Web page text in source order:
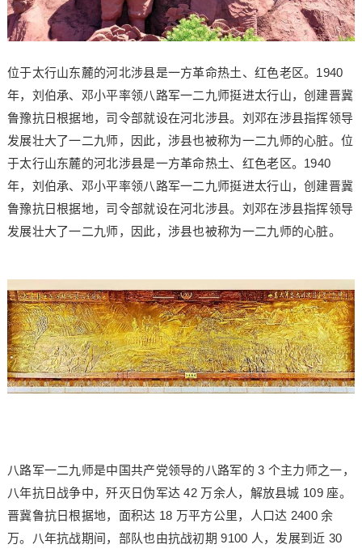
位于太行山东麓的河北涉县是一方革命热土、红色老区。1940
年，刘伯承、邓小平率领八路军一二九师挺进太行山，创建晋冀
鲁豫抗日根据地，司令部就设在河北涉县。刘邓在涉县指挥领导
发展壮大了一二九师，因此，涉县也被称为一二九师的心脏。位
于太行山东麓的河北涉县是一方革命热土、红色老区。1940
年，刘伯承、邓小平率领八路军一二九师挺进太行山，创建晋冀
鲁豫抗日根据地，司令部就设在河北涉县。刘邓在涉县指挥领导
发展壮大了一二九师，因此，涉县也被称为一二九师的心脏。
八路军一二九师是中国共产党领导的八路军的 3 个主力师之一，
八年抗日战争中，歼灭日伪军达 42 万余人，解放县城 109 座。
晋冀鲁抗日根据地，面积达 18 万平方公里，人口达 2400 余
万。八年抗战期间，部队也由抗战初期 9100 人，发展到近 30